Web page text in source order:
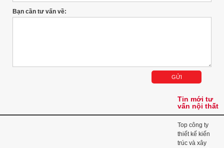
Bạn cần tư vấn về:
Tin mới tư
vấn nội thất
Top công ty
thiết kế kiến
trúc và xây